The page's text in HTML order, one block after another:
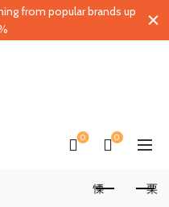
0 0
from popular brands up